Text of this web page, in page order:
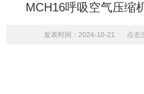
MCH16呼吸空气压缩
发表时间：2024-10-21 点击